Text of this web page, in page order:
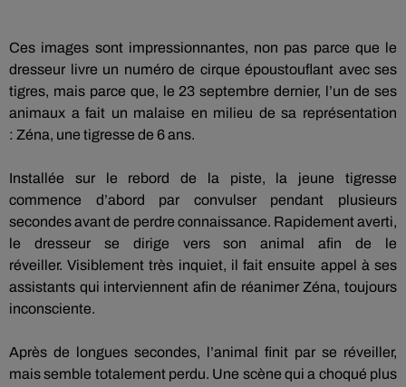
Ces images sont impressionnantes, non pas parce que le
dresseur livre un numéro de cirque époustouflant avec ses
tigres, mais parce que, le 23 septembre dernier, l’un de ses
animaux a fait un malaise en milieu de sa représentation
: Zéna, une tigresse de 6 ans.
Installée sur le rebord de la piste, la jeune tigresse
commence d’abord par convulser pendant plusieurs
secondes avant de perdre connaissance. Rapidement averti,
le dresseur se dirige vers son animal afin de le
réveiller. Visiblement très inquiet, il fait ensuite appel à ses
assistants qui interviennent afin de réanimer Zéna, toujours
inconsciente.
Après de longues secondes, l’animal finit par se réveiller,
mais semble totalement perdu. Une scène qui a choqué plus